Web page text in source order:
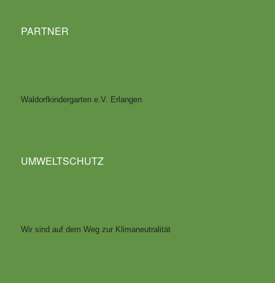
PARTNER
Waldorfkindergarten e.V. Erlangen
UMWELTSCHUTZ
Wir sind auf dem Weg zur Klimaneutralität